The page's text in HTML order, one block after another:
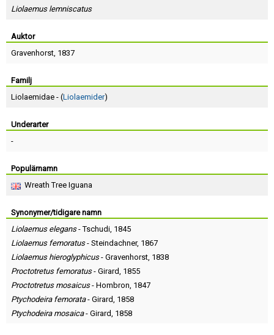
Liolaemus lemniscatus
Auktor
Gravenhorst, 1837
Familj
Liolaemidae - (Liolaemider)
Underarter
-
Populärnamn
Wreath Tree Iguana
Synonymer/tidigare namn
Liolaemus elegans-Tschudi, 1845
Liolaemus femoratus- Steindachner, 1867
Liolaemus hieroglyphicus- Gravenhorst, 1838
Proctotretus femoratus- Girard, 1855
Proctotretus mosaicus- Hombron, 1847
Ptychodeira femorata- Girard, 1858
Ptychodeira mosaica- Girard, 1858
Lösenord:
Terms of Service